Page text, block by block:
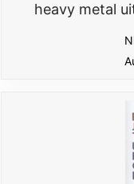
heavy metal